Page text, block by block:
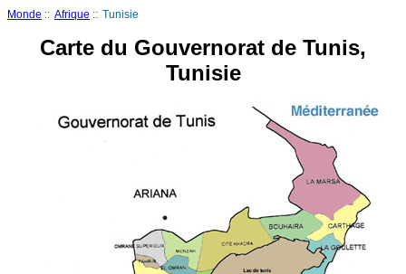
Monde :: Afrique :: Tunisie
Carte du Gouvernorat de Tunis,
Tunisie